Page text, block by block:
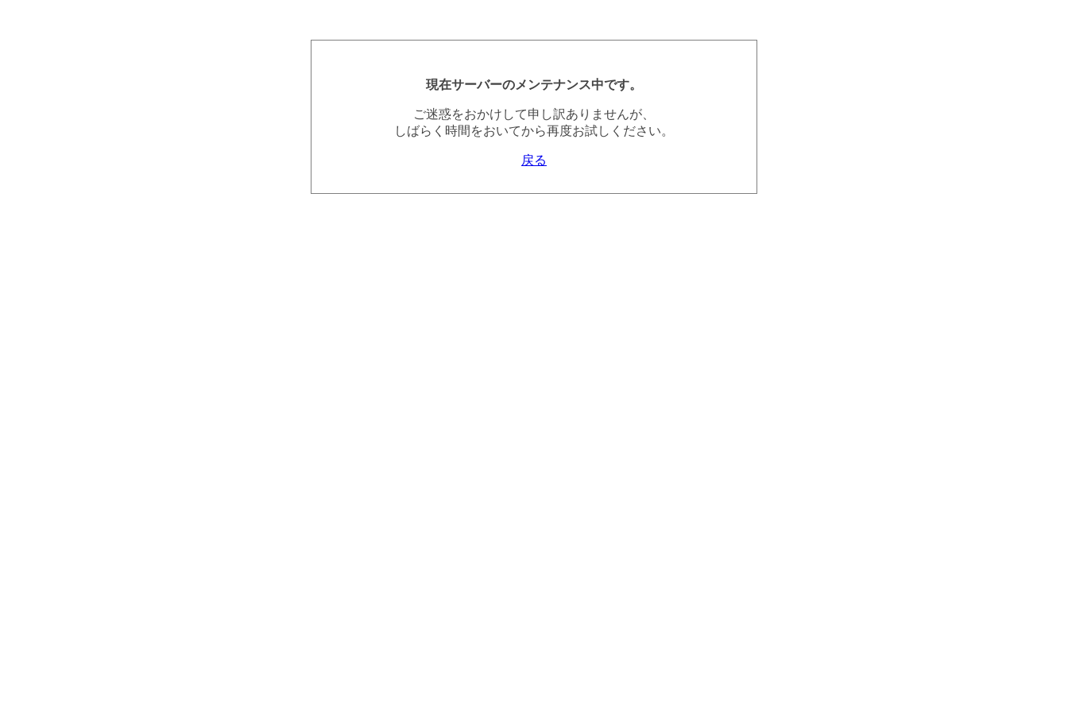
現在サーバーのメンテナンス中です。
ご迷惑をおかけして申し訳ありませんが、
しばらく時間をおいてから再度お試しください。
戻る